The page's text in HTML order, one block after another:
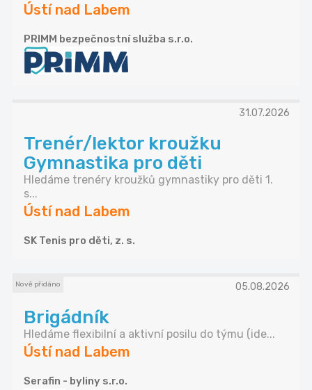
Ústí nad Labem
PRIMM bezpečnostní služba s.r.o.
31.07.2026
Trenér/lektor kroužku
Gymnastika pro děti
Hledáme trenéry kroužků gymnastiky pro děti 1.
s...
Ústí nad Labem
SK Tenis pro děti, z. s.
Nově přidáno 05.08.2026
Brigádník
Hledáme flexibilní a aktivní posilu do týmu (ide...
Ústí nad Labem
Serafin - byliny s.r.o.